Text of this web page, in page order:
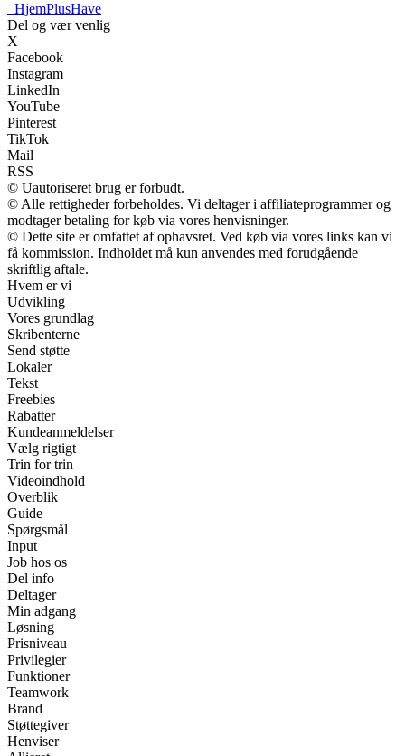
HjemPlusHave
Del og vær venlig
X
Facebook
Instagram
LinkedIn
YouTube
Pinterest
TikTok
Mail
RSS
© Uautoriseret brug er forbudt.
© Alle rettigheder forbeholdes. Vi deltager i affiliateprogrammer og
modtager betaling for køb via vores henvisninger.
© Dette site er omfattet af ophavsret. Ved køb via vores links kan vi
få kommission. Indholdet må kun anvendes med forudgående
skriftlig aftale.
Hvem er vi
Udvikling
Vores grundlag
Skribenterne
Send støtte
Lokaler
Tekst
Freebies
Rabatter
Kundeanmeldelser
Vælg rigtigt
Trin for trin
Videoindhold
Overblik
Guide
Spørgsmål
Input
Job hos os
Del info
Deltager
Min adgang
Løsning
Prisniveau
Privilegier
Funktioner
Teamwork
Brand
Støttegiver
Henviser